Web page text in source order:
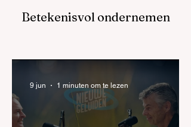
Betekenisvol ondernemen
9 jun 1 minuten om te lezen